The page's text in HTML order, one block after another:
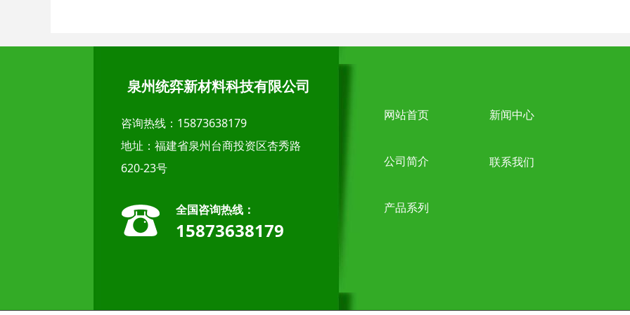
泉州统弈新材料科技有限公司
咨询热线：15873638179
地址：福建省泉州台商投资区杏秀路
620-23号
全国咨询热线：
15873638179
网站首页
公司简介
产品系列
新闻中心
联系我们